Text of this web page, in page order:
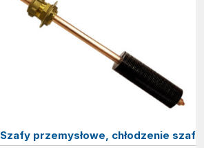
Szafy przemysłowe, chłodzenie szaf